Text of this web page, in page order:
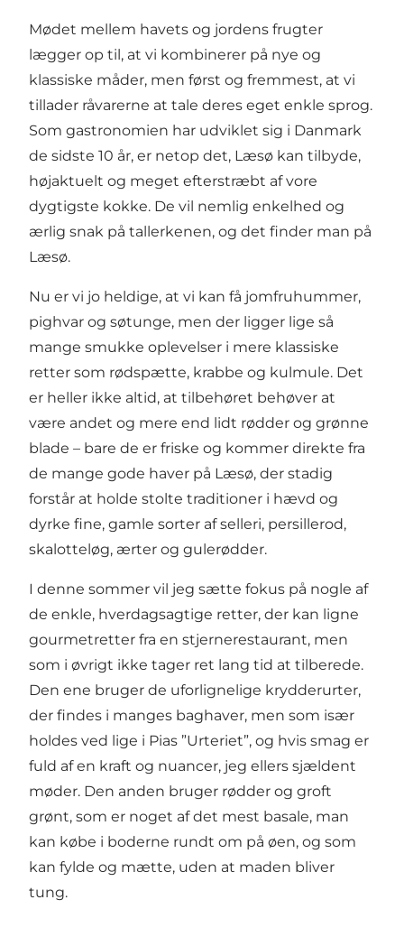
Mødet mellem havets og jordens frugter
lægger op til, at vi kombinerer på nye og
klassiske måder, men først og fremmest, at vi
tillader råvarerne at tale deres eget enkle sprog.
Som gastronomien har udviklet sig i Danmark
de sidste 10 år, er netop det, Læsø kan tilbyde,
højaktuelt og meget efterstræbt af vore
dygtigste kokke. De vil nemlig enkelhed og
ærlig snak på tallerkenen, og det finder man på
Læsø.
Nu er vi jo heldige, at vi kan få jomfruhummer,
pighvar og søtunge, men der ligger lige så
mange smukke oplevelser i mere klassiske
retter som rødspætte, krabbe og kulmule. Det
er heller ikke altid, at tilbehøret behøver at
være andet og mere end lidt rødder og grønne
blade – bare de er friske og kommer direkte fra
de mange gode haver på Læsø, der stadig
forstår at holde stolte traditioner i hævd og
dyrke fine, gamle sorter af selleri, persillerod,
skalotteløg, ærter og gulerødder.
I denne sommer vil jeg sætte fokus på nogle af
de enkle, hverdagsagtige retter, der kan ligne
gourmetretter fra en stjernerestaurant, men
som i øvrigt ikke tager ret lang tid at tilberede.
Den ene bruger de uforlignelige krydderurter,
der findes i manges baghaver, men som især
holdes ved lige i Pias ”Urteriet”, og hvis smag er
fuld af en kraft og nuancer, jeg ellers sjældent
møder. Den anden bruger rødder og groft
grønt, som er noget af det mest basale, man
kan købe i boderne rundt om på øen, og som
kan fylde og mætte, uden at maden bliver
tung.